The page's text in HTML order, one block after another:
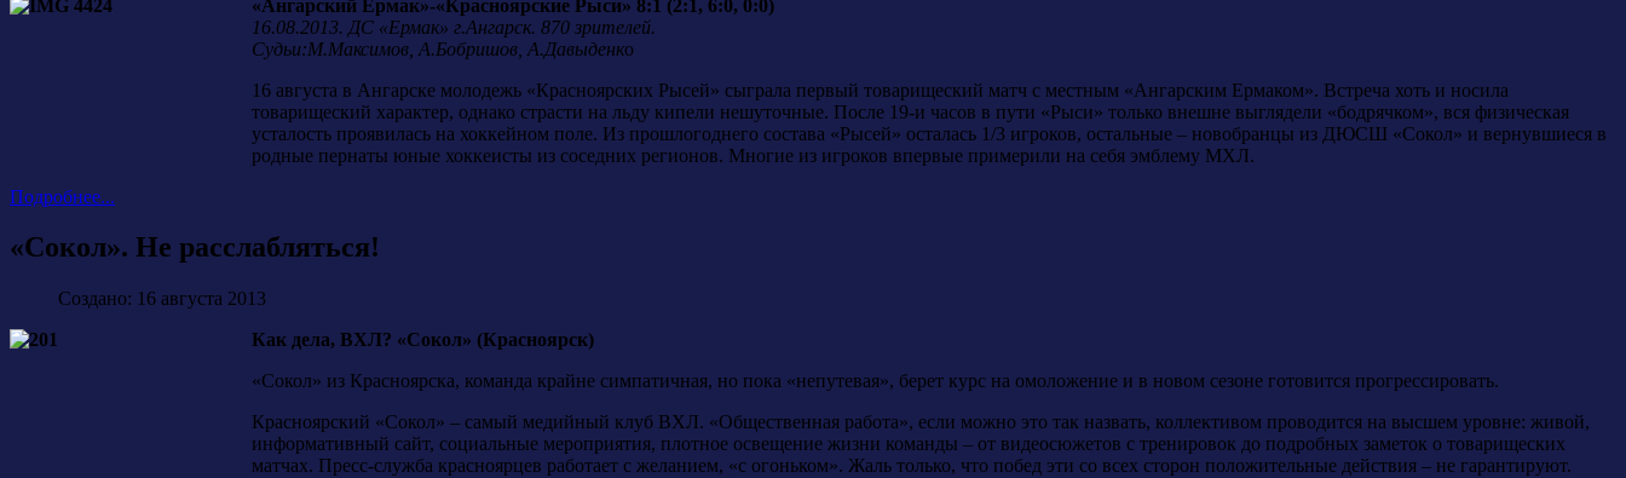
«Ангарский Ермак»-«Красноярские Рыси» 8:1 (2:1, 6:0, 0:0)
16.08.2013. ДС «Ермак» г.Ангарск. 870 зрителей.
Судьи:М.Максимов, А.Бобришов, А.Давыденко
16 августа в Ангарске молодежь «Красноярских Рысей» сыграла первый товарищеский матч с местным «Ангарским Ермаком». Встреча хоть и носила
товарищеский характер, однако страсти на льду кипели нешуточные. После 19-и часов в пути «Рыси» только внешне выглядели «бодрячком», вся физическая
усталость проявилась на хоккейном поле. Из прошлогоднего состава «Рысей» осталась 1/3 игроков, остальные – новобранцы из ДЮСШ «Сокол» и вернувшиеся в
родные пернаты юные хоккеисты из соседних регионов. Многие из игроков впервые примерили на себя эмблему МХЛ.
Подробнее...
«Сокол». Не расслабляться!
Создано: 16 августа 2013
Как дела, ВХЛ? «Сокол» (Красноярск)
«Сокол» из Красноярска, команда крайне симпатичная, но пока «непутевая», берет курс на омоложение и в новом сезоне готовится прогрессировать.
Красноярский «Сокол» – самый медийный клуб ВХЛ. «Общественная работа», если можно это так назвать, коллективом проводится на высшем уровне: живой,
информативный сайт, социальные мероприятия, плотное освещение жизни команды – от видеосюжетов с тренировок до подробных заметок о товарищеских
матчах. Пресс-служба красноярцев работает с желанием, «с огоньком». Жаль только, что побед эти со всех сторон положительные действия – не гарантируют.